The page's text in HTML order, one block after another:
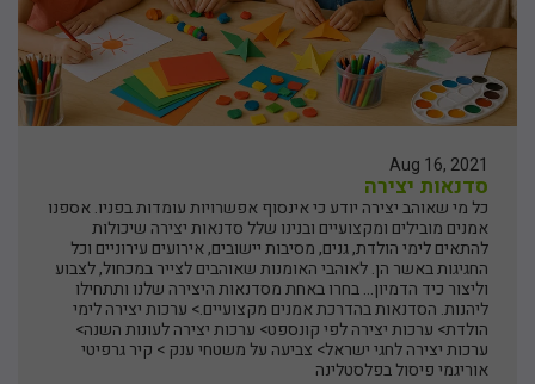
Aug 16, 2021
סדנאות יצירה
כל מי שאוהב יצירה יודע כי אינסוף אפשרויות עומדות בפניו. אספנו
אמנים מובילים ומקצועיים ובנינו שלל סדנאות יצירה שיכולות
להתאים לימי הולדת, גנים, מסיבות יישובים, אירועים עירוניים וכל
החגיגות באשר הן. לאוהבי האומנות שאוהבים לצייר במכחול, לצבוע
וליצור כיד הדמיון... בחרו באחת מסדנאות היצירה שלנו ותתחילו
ליהנות. הסדנאות בהדרכת אמנים מקצועיים.> ערכות יצירה לימי
הולדת> ערכות יצירה לפי קונספט> ערכות יצירה לעונות השנה>
ערכות יצירה לחגי ישראל> צביעה על משטחי ענק > קיר גרפיטי
אוריגמי פיסול בפלסטלינה